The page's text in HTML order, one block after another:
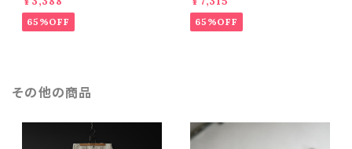
65%OFF 65%OFF
その他の商品